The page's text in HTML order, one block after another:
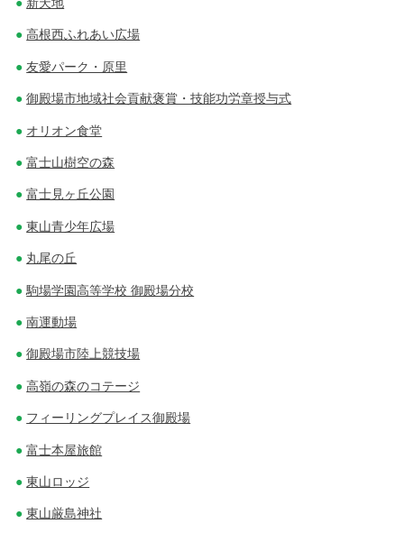
高根西ふれあい広場
友愛パーク・原里
御殿場市地域社会貢献褒賞・技能功労章授与式
オリオン食堂
富士山樹空の森
富士見ヶ丘公園
東山青少年広場
丸尾の丘
駒場学園高等学校 御殿場分校
南運動場
御殿場市陸上競技場
高嶺の森のコテージ
フィーリングプレイス御殿場
富士本屋旅館
東山ロッジ
東山厳島神社